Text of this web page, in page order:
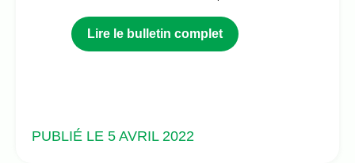
Lire le bulletin complet
PUBLIÉ LE 5 AVRIL 2022